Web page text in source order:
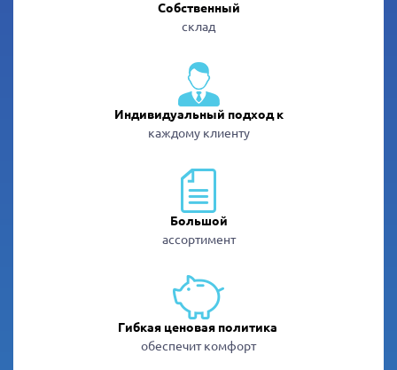
Собственный
склад
Индивидуальный подход к
каждому клиенту
Большой
ассортимент
Гибкая ценовая политика
обеспечит комфорт